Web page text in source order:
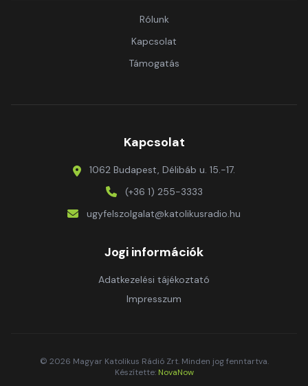
Rólunk
Kapcsolat
Támogatás
Kapcsolat
1062 Budapest, Délibáb u. 15.-17.
(+36 1) 255-3333
ugyfelszolgalat@katolikusradio.hu
Jogi információk
Adatkezelési tájékoztató
Impresszum
© 2026 Magyar Katolikus Rádió Zrt. Minden jog fenntartva.
Készítette: NovaNow